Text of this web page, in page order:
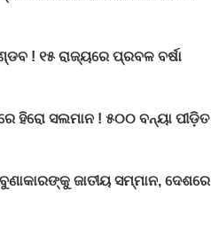
! ୧୫ ରାଜ୍ୟରେ ପ୍ରବଳ ବର୍ଷା
ହିରୋ ସଲମାନ ! ୫୦୦ ବନ୍ୟା ପୀଡ଼ିତ
ଜାତୀୟ ସମ୍ମାନ, ଦେଶରେ